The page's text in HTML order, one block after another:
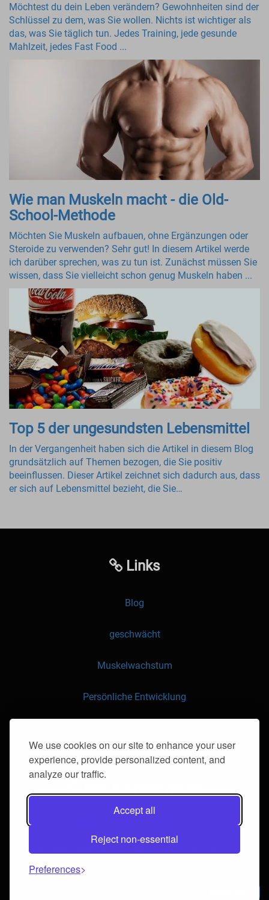
We use cookies on our site to enhance your user
experience, provide personalized content, and
analyze our traffic.
Accept all
Reject non-essential
Preferences
Möchtest du dein Leben verändern? Gewohnheiten sind der
Schlüssel zu dem, was Sie wollen. Nichts ist wichtiger als
das, was Sie täglich tun. Jedes Training, jede gesunde
Mahlzeit, jedes Fast Food ...
Wie man Muskeln macht - die Old-
School-Methode
Möchten Sie Muskeln aufbauen, ohne Ergänzungen oder
Steroide zu verwenden? Sehr gut! In diesem Artikel werde
ich darüber sprechen, was zu tun ist. Zunächst müssen Sie
wissen, dass Sie vielleicht schon genug Muskeln haben ...
Top 5 der ungesundsten Lebensmittel
In der Vergangenheit haben sich die Artikel in diesem Blog
grundsätzlich auf Themen bezogen, die Sie positiv
beeinflussen. Dieser Artikel zeichnet sich dadurch aus, dass
er sich auf Lebensmittel bezieht, die Sie…
Links
Blog
geschwächt
Muskelwachstum
Persönliche Entwicklung
Kontaktieren Sie uns
© 2016-2026 klorii.ro. Alle rechte vorbehalten.